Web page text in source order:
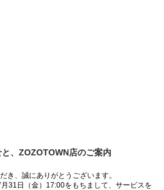
、ZOZOTOWN店のご案内
き、誠にありがとうございます。
31日（金）17:00をもちまして、サービスを